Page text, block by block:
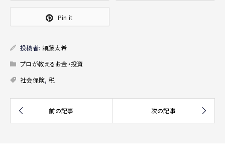
Pin it
投稿者: 頼藤太希
プロが教えるお金・投資
社会保険, 税